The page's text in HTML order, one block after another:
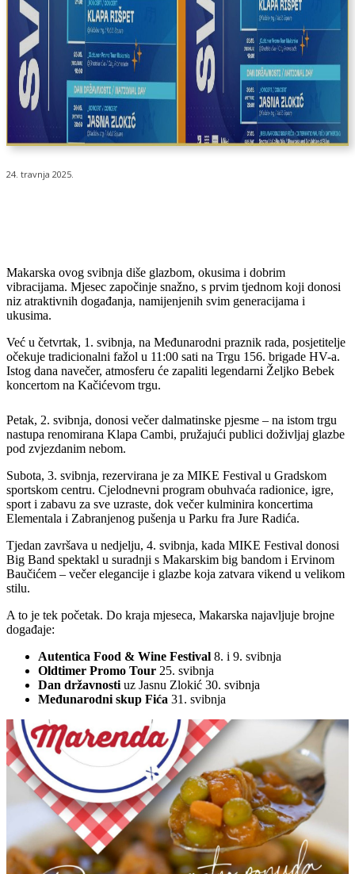
24. travnja 2025.
Makarska ovog svibnja diše glazbom, okusima i dobrim
vibracijama. Mjesec započinje snažno, s prvim tjednom koji donosi
niz atraktivnih događanja, namijenjenih svim generacijama i
ukusima.
Već u četvrtak, 1. svibnja, na Međunarodni praznik rada, posjetitelje
očekuje tradicionalni fažol u 11:00 sati na Trgu 156. brigade HV-a.
Istog dana navečer, atmosferu će zapaliti legendarni Željko Bebek
koncertom na Kačićevom trgu.
Petak, 2. svibnja, donosi večer dalmatinske pjesme – na istom trgu
nastupa renomirana Klapa Cambi, pružajući publici doživljaj glazbe
pod zvjezdanim nebom.
Subota, 3. svibnja, rezervirana je za MIKE Festival u Gradskom
sportskom centru. Cjelodnevni program obuhvaća radionice, igre,
sport i zabavu za sve uzraste, dok večer kulminira koncertima
Elementala i Zabranjenog pušenja u Parku fra Jure Radića.
Tjedan završava u nedjelju, 4. svibnja, kada MIKE Festival donosi
Big Band spektakl u suradnji s Makarskim big bandom i Ervinom
Baučićem – večer elegancije i glazbe koja zatvara vikend u velikom
stilu.
A to je tek početak. Do kraja mjeseca, Makarska najavljuje brojne
događaje:
Autentica Food & Wine Festival 8. i 9. svibnja
Oldtimer Promo Tour 25. svibnja
Dan državnosti uz Jasnu Zlokić 30. svibnja
Međunarodni skup Fića 31. svibnja